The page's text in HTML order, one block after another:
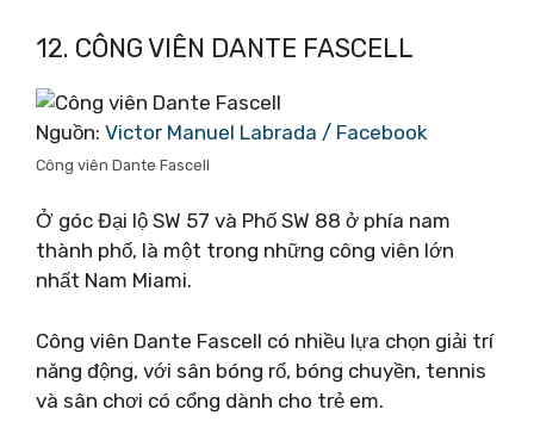
12. CÔNG VIÊN DANTE FASCELL
Nguồn: Victor Manuel Labrada / Facebook
Công viên Dante Fascell
Ở góc Đại lộ SW 57 và Phố SW 88 ở phía nam
thành phố, là một trong những công viên lớn
nhất Nam Miami.
Công viên Dante Fascell có nhiều lựa chọn giải trí
năng động, với sân bóng rổ, bóng chuyền, tennis
và sân chơi có cổng dành cho trẻ em.